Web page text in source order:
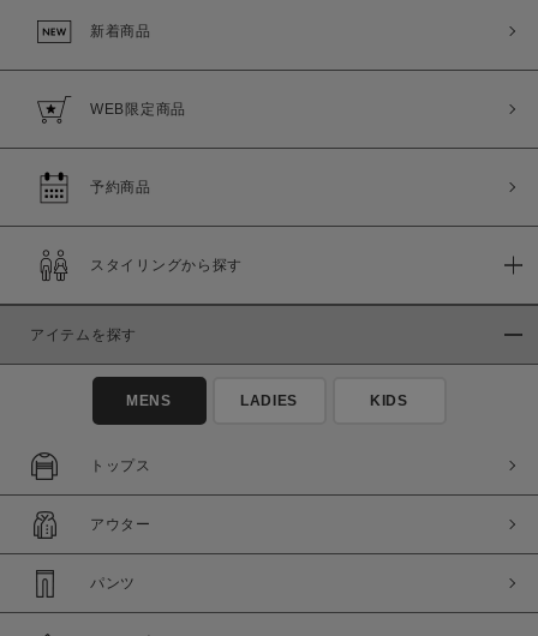
新着商品
WEB限定商品
予約商品
スタイリングから探す
アイテムを探す
MENS LADIES KIDS
トップス
アウター
パンツ